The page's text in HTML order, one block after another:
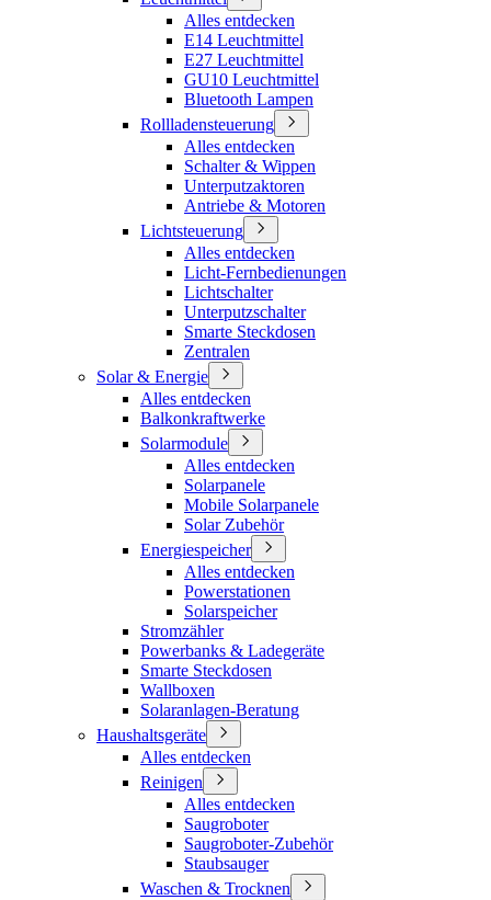
Alles entdecken
E14 Leuchtmittel
E27 Leuchtmittel
GU10 Leuchtmittel
Bluetooth Lampen
Rollladensteuerung
Alles entdecken
Schalter & Wippen
Unterputzaktoren
Antriebe & Motoren
Lichtsteuerung
Alles entdecken
Licht-Fernbedienungen
Lichtschalter
Unterputzschalter
Smarte Steckdosen
Zentralen
Solar & Energie
Alles entdecken
Balkonkraftwerke
Solarmodule
Alles entdecken
Solarpanele
Mobile Solarpanele
Solar Zubehör
Energiespeicher
Alles entdecken
Powerstationen
Solarspeicher
Stromzähler
Powerbanks & Ladegeräte
Smarte Steckdosen
Wallboxen
Solaranlagen-Beratung
Haushaltsgeräte
Alles entdecken
Reinigen
Alles entdecken
Saugroboter
Saugroboter-Zubehör
Staubsauger
Waschen & Trocknen